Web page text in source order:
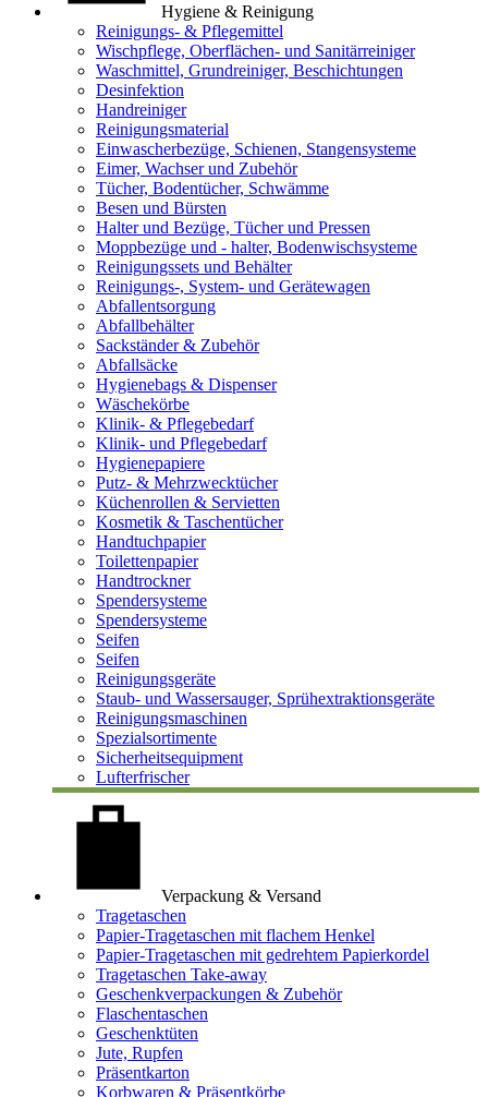
Hygiene & Reinigung
Reinigungs- & Pflegemittel
Wischpflege, Oberflächen- und Sanitärreiniger
Waschmittel, Grundreiniger, Beschichtungen
Desinfektion
Handreiniger
Reinigungsmaterial
Einwascherbezüge, Schienen, Stangensysteme
Eimer, Wachser und Zubehör
Tücher, Bodentücher, Schwämme
Besen und Bürsten
Halter und Bezüge, Tücher und Pressen
Moppbezüge und - halter, Bodenwischsysteme
Reinigungssets und Behälter
Reinigungs-, System- und Gerätewagen
Abfallentsorgung
Abfallbehälter
Sackständer & Zubehör
Abfallsäcke
Hygienebags & Dispenser
Wäschekörbe
Klinik- & Pflegebedarf
Klinik- und Pflegebedarf
Hygienepapiere
Putz- & Mehrzwecktücher
Küchenrollen & Servietten
Kosmetik & Taschentücher
Handtuchpapier
Toilettenpapier
Handtrockner
Spendersysteme
Spendersysteme
Seifen
Seifen
Reinigungsgeräte
Staub- und Wassersauger, Sprühextraktionsgeräte
Reinigungsmaschinen
Spezialsortimente
Sicherheitsequipment
Lufterfrischer
Verpackung & Versand
Tragetaschen
Papier-Tragetaschen mit flachem Henkel
Papier-Tragetaschen mit gedrehtem Papierkordel
Tragetaschen Take-away
Geschenkverpackungen & Zubehör
Flaschentaschen
Geschenktüten
Jute, Rupfen
Präsentkarton
Korbwaren & Präsentkörbe